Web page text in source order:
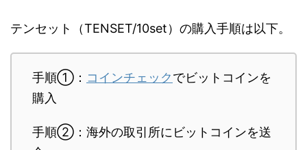
テンセット（TENSET/10set）の購入手順は以下。
手順①： コインチェックでビットコインを
購入
手順②：海外の取引所にビットコインを送